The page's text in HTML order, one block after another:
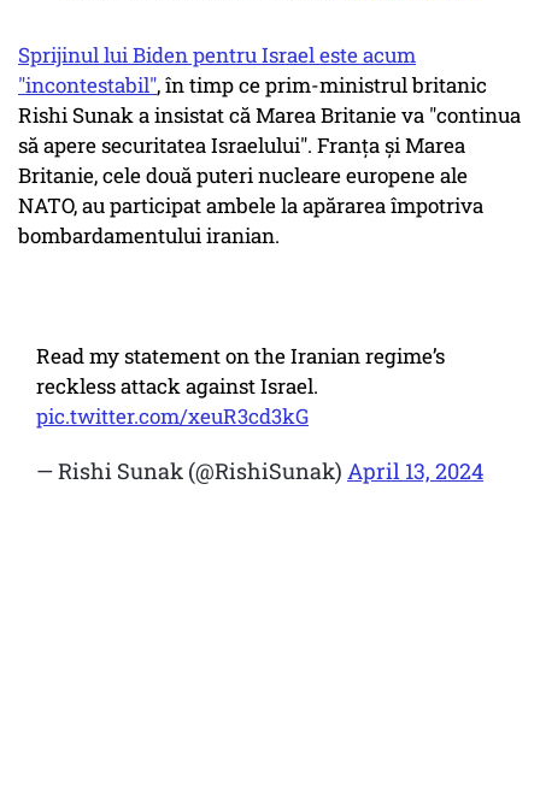
Sprijinul lui Biden pentru Israel este acum
"incontestabil", în timp ce prim-ministrul britanic
Rishi Sunak a insistat că Marea Britanie va "continua
să apere securitatea Israelului". Franța și Marea
Britanie, cele două puteri nucleare europene ale
NATO, au participat ambele la apărarea împotriva
bombardamentului iranian.
Read my statement on the Iranian regime’s
reckless attack against Israel.
pic.twitter.com/xeuR3cd3kG
— Rishi Sunak (@RishiSunak) April 13, 2024